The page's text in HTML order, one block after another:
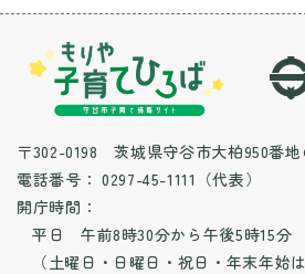
〒302-0198 茨城県守谷市大柏950番地
電話番号： 0297-45-1111（代表）
開庁時間：
平日 午前8時30分から午後5時15分
（土曜日・日曜日・祝日・年末年始は